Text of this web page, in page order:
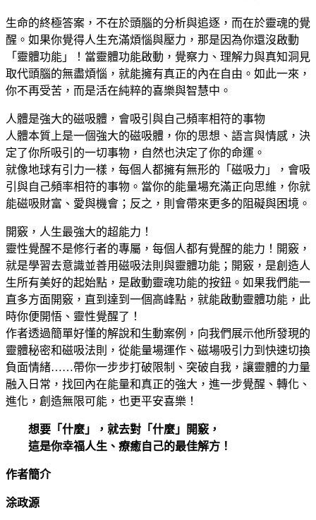
生命的終極答案，不在於頭腦的分析與追逐，而在於靈魂的覺
醒。如果你覺得人生充滿煩惱與壓力，那是因為你還沒啟動
「靈體功能」！當靈體功能啟動，覺察力、理解力與真知洞見
取代頭腦的無盡煩惱，就能擁有真正的內在自由。如此一來，
你不再受苦，而是活在純粹的喜樂與智慧中。
人體是強大的磁吸體，會吸引與自己頻率相符的事物
人體本質上是一個強大的磁吸體，你的思想、語言與情感，決
定了你所吸引的一切事物，自然也決定了你的命運。
就像地球有引力一樣，每個人都擁有無形的「磁吸力」，會吸
引與自己頻率相符的事物。當你的能量場充滿正向思維，你就
能磁吸財富、愛與機會；反之，則會帶來更多的阻礙與困境。
開竅，人生最強大的超能力！
靈性覺醒不是修行者的專屬，每個人都有覺醒的能力！開竅，
就是學習去意識並善用磁吸法則與靈體功能；開竅，是創造人
生所有美好的起始點，是啟動靈魂功能的按鈕。如果我們能一
直多方面開竅，直到達到一個高峰點，就能啟動靈體功能，此
時你便開悟、靈性覺醒了！
作者透過簡單好懂的解說和生動案例，向我們展示他所發現的
靈體秘密和磁吸法則，從能量場運作、磁場吸引力到快速切換
負面情緒……帶你一步步打破限制、突破自我，讓靈體的力量
融入日常，找回內在能量和真正的強大，進一步覺醒、轉化、
進化，創造無限可能，也更平安喜樂！
想要「什麼」，就去對「什麼」開竅，
這是你幸福人生、療癒自己的最佳解方！
作者簡介
涂政源